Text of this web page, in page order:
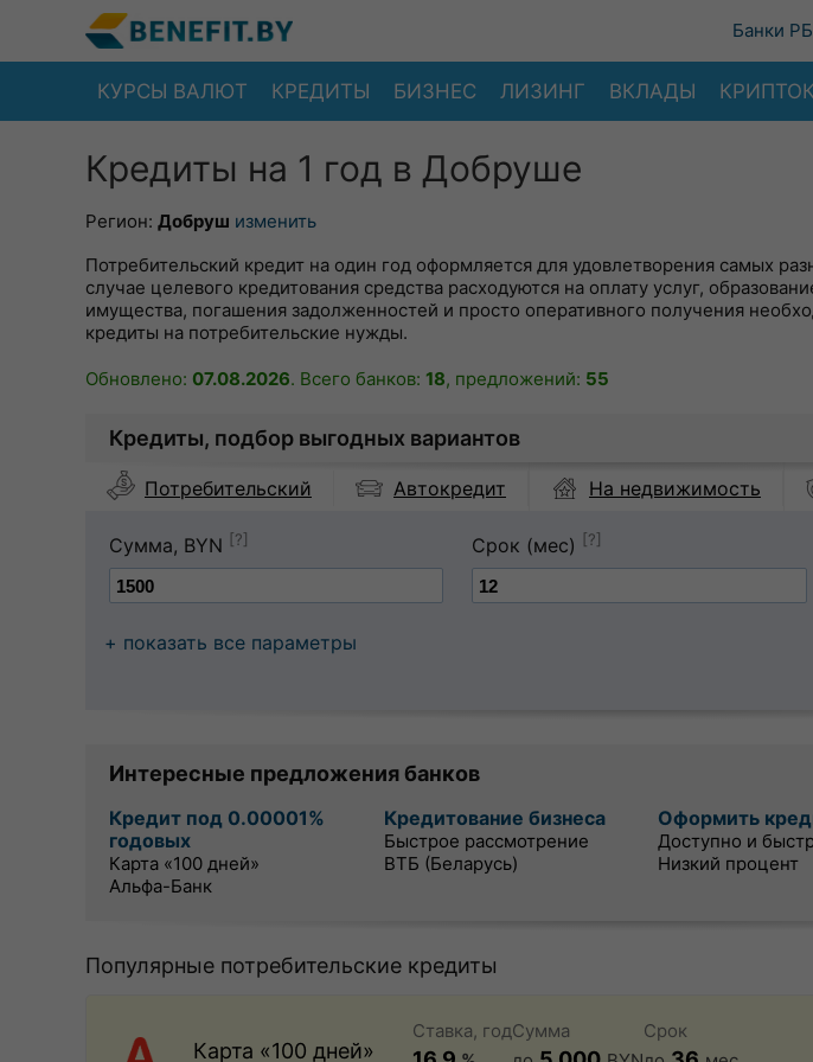
Банки РБ
КУРСЫ ВАЛЮТ КРЕДИТЫ БИЗНЕС ЛИЗИНГ ВКЛАДЫ
Кредиты на 1 год в Добруше
Регион: Добруш изменить
Потребительский кредит на один год оформляется для удовлетворения самых
случае целевого кредитования средства расходуются на оплату услуг,
имущества, погашения задолженностей и просто оперативного получения
кредиты на потребительские нужды.
Обновлено: 07.08.2026. Всего банков: 18, предложений: 55
Кредиты, подбор выгодных вариантов
Потребительский Автокредит На недвижимость
Сумма, BYN [?] Срок (мес) [?]
+ показать все параметры
Интересные предложения банков
Кредит под 0.00001%
годовых
Карта «100 дней»
Альфа-Банк
Кредитование бизнеса
Быстрое рассмотрение
ВТБ (Беларусь)
Оформить
Доступно и
Низкий процент
Популярные потребительские кредиты
Карта «100 дней»
Ставка, годСумма
Срок